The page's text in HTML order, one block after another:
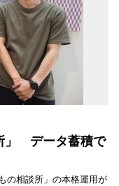
」 データ蓄積で
の相談所」の本格運用が